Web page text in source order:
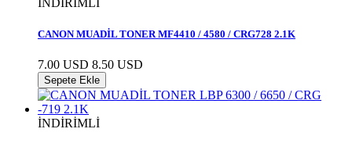
İNDİRİMLİ
CANON MUADİL TONER MF4410 / 4580 / CRG728 2.1K
7.00 USD 8.50 USD
Sepete Ekle
İNDİRİMLİ